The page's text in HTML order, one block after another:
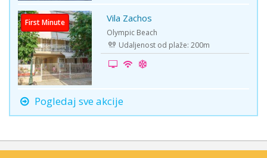
Vila Zachos
Olympic Beach
Udaljenost od plaže: 200m
Pogledaj sve akcije